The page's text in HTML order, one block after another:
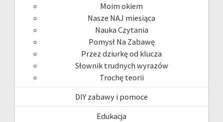
Moim okiem
Nasze NAJ miesiąca
Nauka Czytania
Pomysł Na Zabawę
Przez dziurkę od klucza
Słownik trudnych wyrazów
Trochę teorii
DIY zabawy i pomoce
Edukacja